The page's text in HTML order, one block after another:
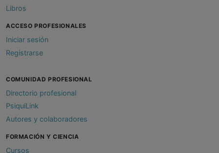
Libros
ACCESO PROFESIONALES
Iniciar sesión
Registrarse
COMUNIDAD PROFESIONAL
Directorio profesional
PsiquiLink
Autores y colaboradores
FORMACIÓN Y CIENCIA
Cursos